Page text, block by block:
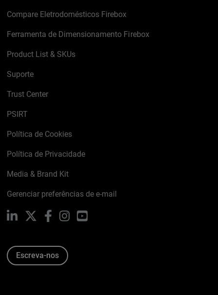
Compare Eletrodomésticos Firebox
Ferramenta de Dimensionamento Firebox
Product List & SKUs
Suporte
Trust Center
PSIRT
Política de Cookies
Política de Privacidade
Media & Brand Kit
Gerenciar preferências de e-mail
LinkedIn FacebookInstagramYouTube
Escreva-nos